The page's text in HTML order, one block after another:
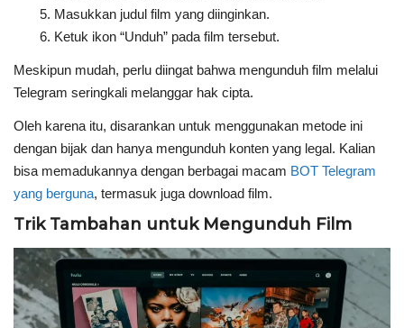
Masukkan judul film yang diinginkan.
Ketuk ikon “Unduh” pada film tersebut.
Meskipun mudah, perlu diingat bahwa mengunduh film melalui
Telegram seringkali melanggar hak cipta.
Oleh karena itu, disarankan untuk menggunakan metode ini
dengan bijak dan hanya mengunduh konten yang legal. Kalian
bisa memadukannya dengan berbagai macam BOT Telegram
yang berguna, termasuk juga download film.
Trik Tambahan untuk Mengunduh Film